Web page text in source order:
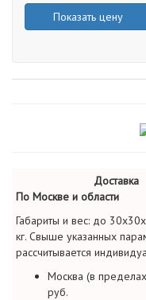
Показать цену
Доставка
По Москве и области
Габариты и вес: до
кг. Свыше указанных
рассчитывается
Москва (в
руб.